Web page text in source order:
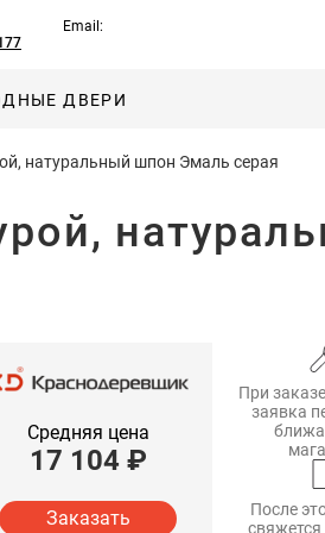
Email:
ДВЕРИ
натуральный шпон Эмаль серая
Средняя цена
17 104 ₽
Заказать
При
заявка
После